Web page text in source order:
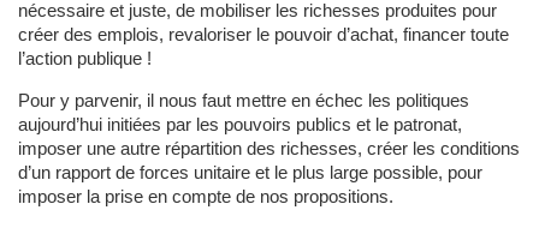
nécessaire et juste, de mobiliser les richesses produites pour
créer des emplois, revaloriser le pouvoir d’achat, financer toute
l’action publique !
Pour y parvenir, il nous faut mettre en échec les politiques
aujourd’hui initiées par les pouvoirs publics et le patronat,
imposer une autre répartition des richesses, créer les conditions
d’un rapport de forces unitaire et le plus large possible, pour
imposer la prise en compte de nos propositions.